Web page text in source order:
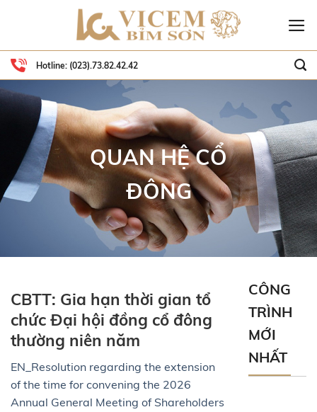
Hotline: (023).73.82.42.42
QUAN HỆ CỔ
ĐÔNG
CBTT: Gia hạn thời gian tổ
chức Đại hội đồng cổ đông
thường niên năm
EN_Resolution regarding the extension
of the time for convening the 2026
Annual General Meeting of Shareholders
CÔNG
TRÌNH
MỚI
NHẤT